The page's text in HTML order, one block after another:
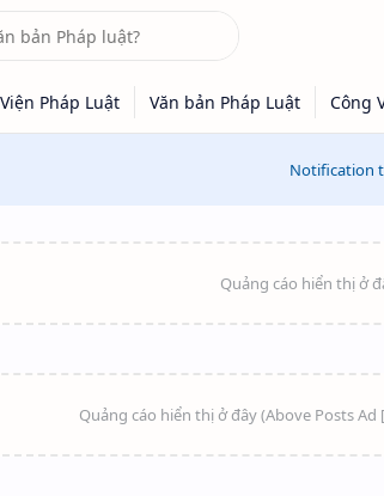
Notification